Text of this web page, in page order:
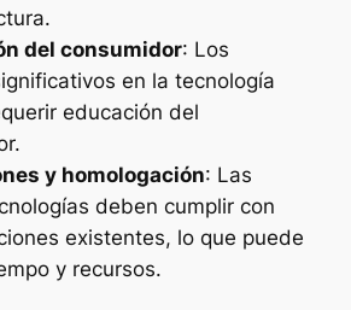
del consumidor: Los
en la tecnología
educación del
y homologación: Las
deben cumplir con
existentes, lo que puede
y recursos.